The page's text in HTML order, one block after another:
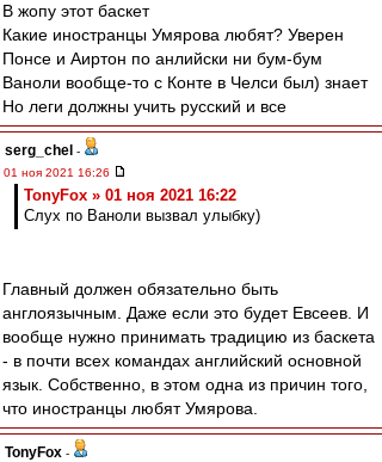
В жопу этот баскет
Какие иностранцы Умярова любят? Уверен
Понсе и Аиртон по анлийски ни бум-бум
Ваноли вообще-то с Конте в Челси был) знает
Но леги должны учить русский и все
serg_chel -
01 ноя 2021 16:26
TonyFox » 01 ноя 2021 16:22
Слух по Ваноли вызвал улыбку)
Главный должен обязательно быть
англоязычным. Даже если это будет Евсеев. И
вообще нужно принимать традицию из баскета
- в почти всех командах английский основной
язык. Собственно, в этом одна из причин того,
что иностранцы любят Умярова.
TonyFox -